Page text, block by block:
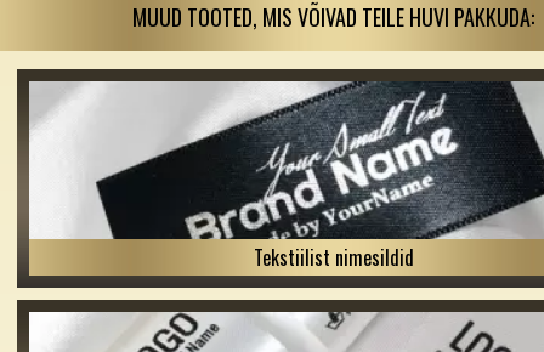
MUUD TOOTED, MIS VÕIVAD TEILE HUVI PAKKUDA:
Tekstiilist nimesildid